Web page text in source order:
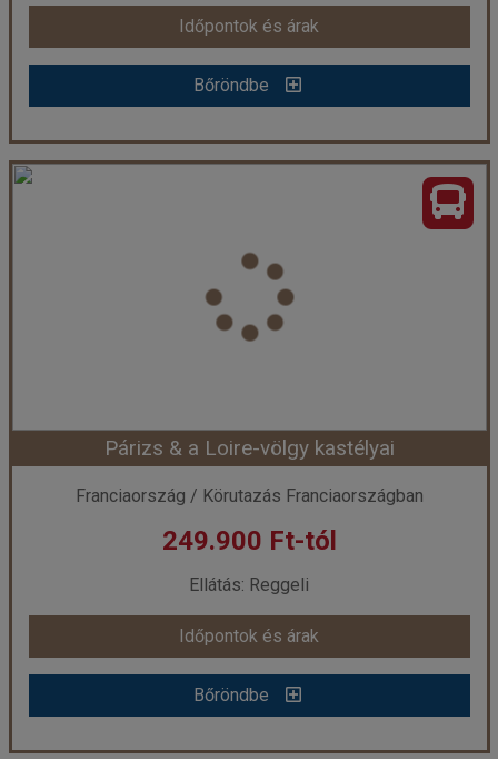
Bőröndbe
Időpontok és árak
Bőröndbe
A Sorrentói félsziget gyöngyszemei
Sorrentói félsziget
Utazás módja:Busszal
Ellátás:
Reggeli
Szálláskategória:Hotel ***
Kétágyas szoba
Időpont: 2026-08-17 | 6 éj
már 239.900 Ft-tól
Időpontok és árak
Bőröndbe
Párizs & a Loire-völgy kastélyai
Franciaország / Körutazás Franciaországban
249.900 Ft-tól
Ellátás: Reggeli
Időpontok és árak
Bőröndbe